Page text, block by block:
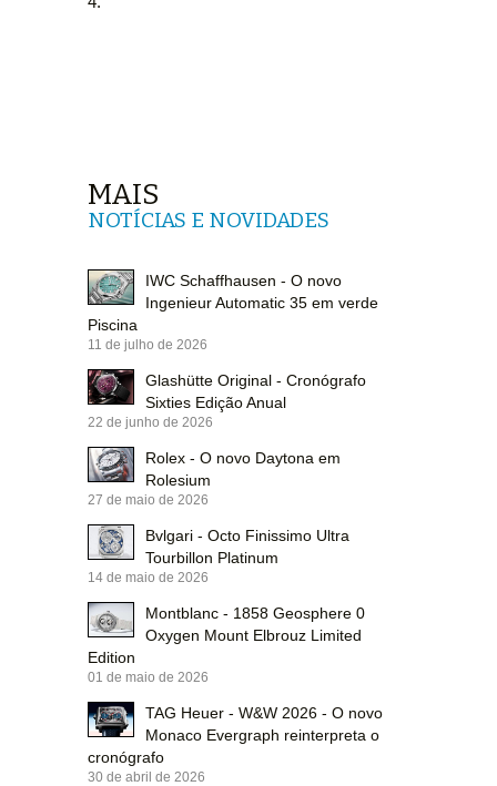
MAIS
NOTÍCIAS E NOVIDADES
IWC Schaffhausen - O novo
Ingenieur Automatic 35 em verde
Piscina
11 de julho de 2026
Glashütte Original - Cronógrafo
Sixties Edição Anual
22 de junho de 2026
Rolex - O novo Daytona em
Rolesium
27 de maio de 2026
Bvlgari - Octo Finissimo Ultra
Tourbillon Platinum
14 de maio de 2026
Montblanc - 1858 Geosphere 0
Oxygen Mount Elbrouz Limited
Edition
01 de maio de 2026
TAG Heuer - W&W 2026 - O novo
Monaco Evergraph reinterpreta o
cronógrafo
30 de abril de 2026